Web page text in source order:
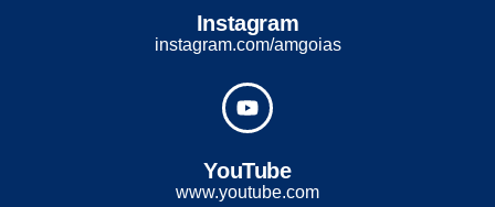
Instagram
instagram.com/amgoias
YouTube
www.youtube.com